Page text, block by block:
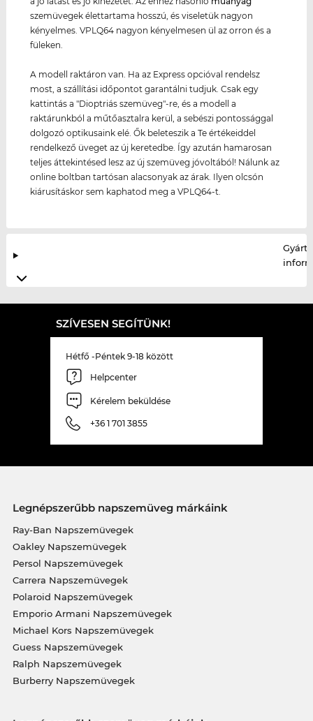
szemüvegek élettartama hosszú, és viseletük nagyon
kényelmes. VPLQ64 nagyon kényelmesen ül az orron és a
füleken.
A modell raktáron van. Ha az Express opcióval rendelsz
most, a szállítási időpontot garantálni tudjuk. Csak egy
kattintás a "Dioptriás szemüveg"-re, és a modell a
raktárunkból a műtőasztalra kerül, a sebészi pontossággal
dolgozó optikusaink elé. Ők beleteszik a Te értékeiddel
rendelkező üveget az új keretedbe. Így azután hamarosan
teljes áttekintésed lesz az új szemüveg jóvoltából! Nálunk az
online boltban tartósan alacsonyak az árak. Ilyen olcsón
kiárusításkor sem kaphatod meg a VPLQ64-t.
SZÍVESEN SEGÍTÜNK!
Hétfő -Péntek 9-18 között
Helpcenter
Kérelem beküldése
+36 1 701 3855
Legnépszerűbb napszemüveg márkáink
Ray-Ban Napszemüvegek
Oakley Napszemüvegek
Persol Napszemüvegek
Carrera Napszemüvegek
Polaroid Napszemüvegek
Emporio Armani Napszemüvegek
Michael Kors Napszemüvegek
Guess Napszemüvegek
Ralph Napszemüvegek
Burberry Napszemüvegek